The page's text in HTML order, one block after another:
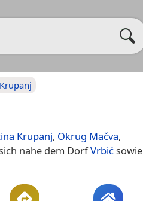
Krupanj, Okrug Mačva,
nahe dem DorfVrbićsowie